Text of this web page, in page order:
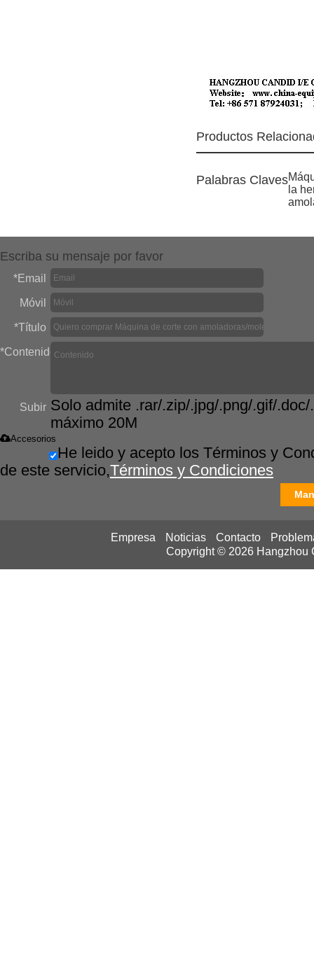
Productos
Palabras Claves
la
Escriba su mensaje por favor
*Email
Móvil
*Título
*Contenido
Subir Solo admite .rar/.zip/.jpg/.png/.gif/
máximo 20M
Accesorios
He leido y acepto los Términos y
de este servicio,Términos y Condiciones
Empresa Noticias Contacto
Copyright © 2026 Hangzhou